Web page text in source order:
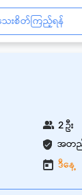
းစိတ်ကြည့်ရန်
အတည်
2 ဦး
ဒီနေ့